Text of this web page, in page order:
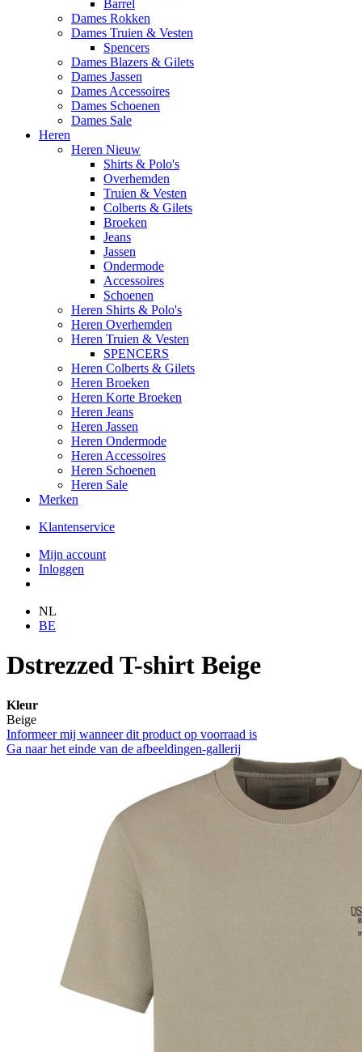
Barrel
Dames Rokken
Dames Truien & Vesten
Spencers
Dames Blazers & Gilets
Dames Jassen
Dames Accessoires
Dames Schoenen
Dames Sale
Heren
Heren Nieuw
Shirts & Polo's
Overhemden
Truien & Vesten
Colberts & Gilets
Broeken
Jeans
Jassen
Ondermode
Accessoires
Schoenen
Heren Shirts & Polo's
Heren Overhemden
Heren Truien & Vesten
SPENCERS
Heren Colberts & Gilets
Heren Broeken
Heren Korte Broeken
Heren Jeans
Heren Jassen
Heren Ondermode
Heren Accessoires
Heren Schoenen
Heren Sale
Merken
Klantenservice
Mijn account
Inloggen
NL
BE
Dstrezzed T-shirt Beige
Kleur
Beige
Informeer mij wanneer dit product op voorraad is
Ga naar het einde van de afbeeldingen-gallerij